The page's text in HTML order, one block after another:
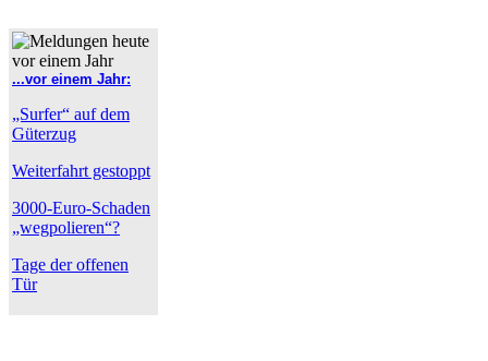
...vor einem Jahr:
„Surfer“ auf dem
Güterzug
Weiterfahrt gestoppt
3000-Euro-Schaden
„wegpolieren“?
Tage der offenen
Tür